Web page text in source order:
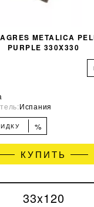
METALICA
PURPLE 330X330
Испания
%
КУПИТЬ
33x120